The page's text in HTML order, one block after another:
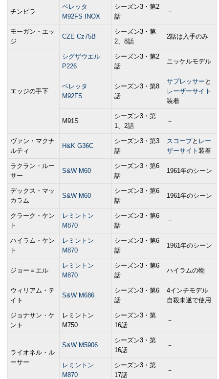
チンピラ
ベレッタ
M92FS INOX
シーズン3・第2
話
－
モーガン・エッ
ジ
CZE Cz75B
シーズン3・第
2、8話
2話は入手のみ
エッジの手下
シグザウエル
P226
シーズン3・第2
話
ニッケルモデル
ベレッタ
M92FS
シーズン3・第8
話
サプレッサー と
レーザーサイト
装着
M91S
シーズン3・第
1、2話
－
ヴァン・マクナ
ルティ
H&K G36C
シーズン3・第3
話
スコープと レー
ザーサイト 装着
ラクラン・ルー
サー
S&W M60
シーズン3・第6
話
1961年のシーン
デックス・マッ
カラム
S&W M60
シーズン3・第6
話
1961年のシーン
クラーク・ケン
ト
レミントン
M870
シーズン3・第6
話
－
ハイラム・ケン
ト
レミントン
M870
シーズン3・第6
話
1961年のシーン
ジョー＝エル
レミントン
M870
シーズン3・第6
話
ハイラムの物
ウィリアム・テ
イト
S&W M686
シーズン3・第6
話
4インチモデル
自殺未遂で使用
ジョナサン・ケ
ント
レミントン
M750
シーズン3・第
16話
－
ライオネル・ル
ーサー
S&W M5906
シーズン3・第
16話
－
レミントン
M870
シーズン3・第
17話
－